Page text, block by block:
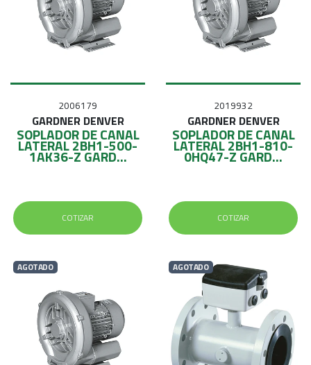
2006179
GARDNER DENVER
SOPLADOR DE CANAL
LATERAL 2BH1-500-
1AK36-Z GARD...
COTIZAR
2019932
GARDNER DENVER
SOPLADOR DE CANAL
LATERAL 2BH1-810-
0HQ47-Z GARD...
COTIZAR
AGOTADO AGOTADO